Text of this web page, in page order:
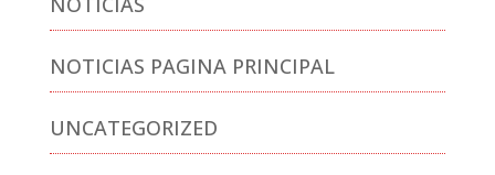
NOTICIAS PAGINA PRINCIPAL
UNCATEGORIZED